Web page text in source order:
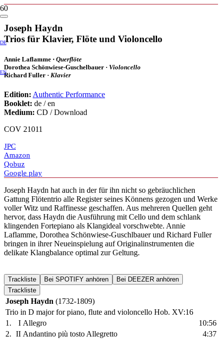
DE
EN
Joseph Haydn
Trios für Klavier, Flöte und Violoncello
Annie Laflamme ⋅ Querflöte
Dorothea Schönwiese-Guschelbauer · Violoncello
Richard Fuller · Klavier
Edition: Authentic Performance
Booklet: de / en
Medium: CD / Download
COV 21011
JPC
Amazon
Qobuz
Google play
Joseph Haydn hat auch in der für ihn nicht so gebräuchlichen
Gattung Flötentrio alle Register seines Könnens gezogen und Werke
voller Witz und Raffinesse geschaffen. Aus mehreren Quellen geht
hervor, dass Haydn die Ausführung mit Cello und dem schlank
klingenden Fortepiano als Klangideal vorschwebte. Annie
Laflamme, Dorothea Schönwiese-Guschlbauer und Richard Fuller
bringen in ihrer Neueinspielung auf Originalinstrumenten die
delikate Klangbalance optimal zur Geltung.
Trackliste Bei SPOTIFY anhören
Bei DEEZER anhören
Trackliste
Joseph Haydn (1732-1809)
Trio in D major for piano, flute and violoncello Hob. XV:16
1.
I Allegro
10:56
2. II Andantino più tosto Allegretto
4:37